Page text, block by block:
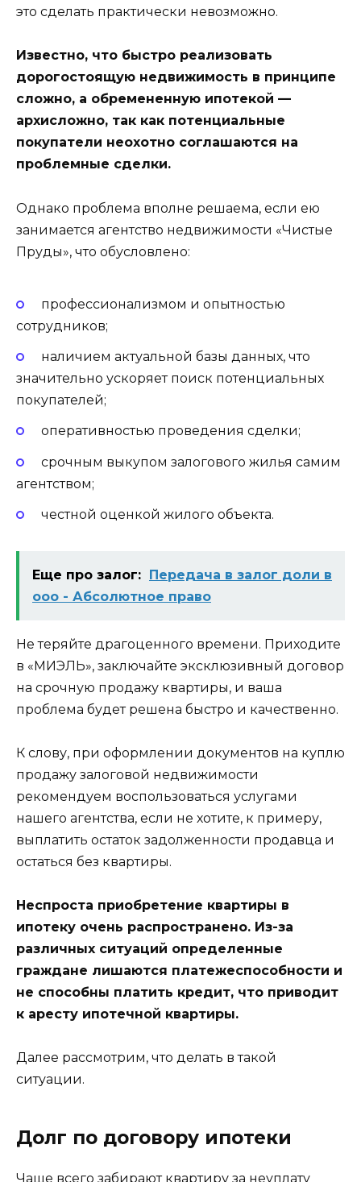
это сделать практически невозможно.
Известно, что быстро реализовать
дорогостоящую недвижимость в принципе
сложно, а обремененную ипотекой —
архисложно, так как потенциальные
покупатели неохотно соглашаются на
проблемные сделки.
Однако проблема вполне решаема, если ею
занимается агентство недвижимости «Чистые
Пруды», что обусловлено:
профессионализмом и опытностью
сотрудников;
наличием актуальной базы данных, что
значительно ускоряет поиск потенциальных
покупателей;
оперативностью проведения сделки;
срочным выкупом залогового жилья самим
агентством;
честной оценкой жилого объекта.
Еще про залог: Передача в залог доли в
ооо - Абсолютное право
Не теряйте драгоценного времени. Приходите
в «МИЭЛЬ», заключайте эксклюзивный договор
на срочную продажу квартиры, и ваша
проблема будет решена быстро и качественно.
К слову, при оформлении документов на куплю
продажу залоговой недвижимости
рекомендуем воспользоваться услугами
нашего агентства, если не хотите, к примеру,
выплатить остаток задолженности продавца и
остаться без квартиры.
Неспроста приобретение квартиры в
ипотеку очень распространено. Из-за
различных ситуаций определенные
граждане лишаются платежеспособности и
не способны платить кредит, что приводит
к аресту ипотечной квартиры.
Далее рассмотрим, что делать в такой
ситуации.
Долг по договору ипотеки
Чаще всего забирают квартиру за неуплату